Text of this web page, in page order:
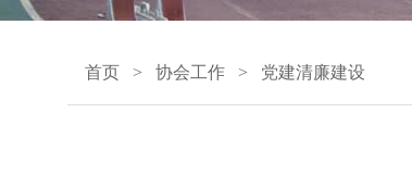
首页 协会工作 党建清廉建设